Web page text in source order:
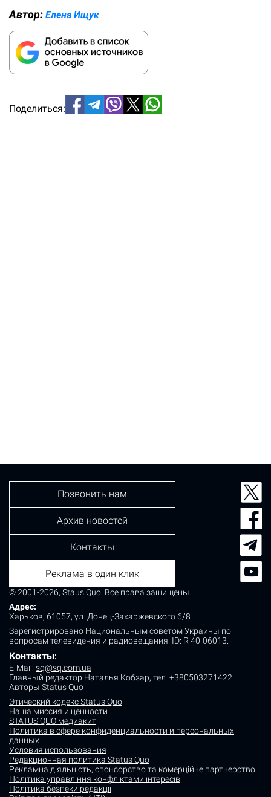
Автор: Елена Ищук
Поделиться:
© 2001-2026, Staus Quo. Все права защищены.
Адрес:
Харьков, 61057, ул. Донец-Захаржевского 6/8
Зарегистрировано Национальным советом Украины по
вопросам телевидения и радиовещания. ID: R 40-06013.
Контакты:
E-Mail: sq@sq.com.ua
Главный редактор Наталья Кобзар, тел. +380503271422
Авторы Status Quo
Этический кодекс Status Quo
Наша миссия и ценности
STATUS QUO медиакит
Политика в сфере конфиденциальности и персональных
данных
Условия использования
Редакционная политика Status Quo
Рекламна діяльність, спонсорство та комерційне партнерство
Політика управління конфліктами інтересів
Політика безпеки редакції
Позвонить нам
Архив новостей
Контакты
Реклама в один клик